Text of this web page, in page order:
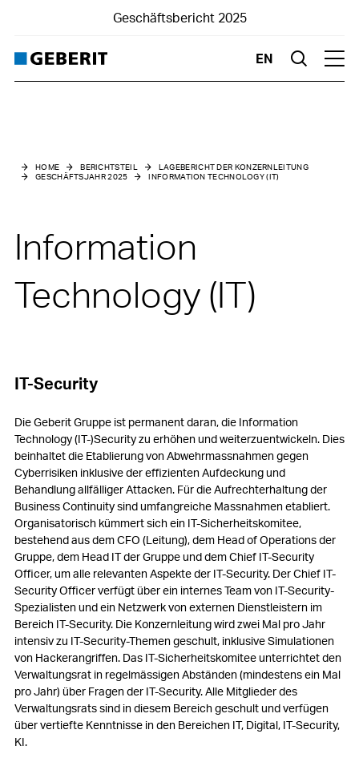
Geschäftsbericht 2025
EN Suche
Ergebnisse
Finanzstruktur
Innovation
Beschaffung
Produktion
Logistik
Umwelt
Soziale Verantwortung
Information Technology (IT)
Compliance
Veränderungen in der Konzernstruktur
HOME BERICHTSTEIL
LAGEBERICHT DER KONZERNLEITUNG
GESCHÄFTSJAHR 2025
INFORMATION TECHNOLOGY (IT)
Information
Technology (IT)
IT-Security
Die Geberit Gruppe ist permanent daran, die Information
Technology (IT-)Security zu erhöhen und weiterzuentwickeln. Dies
beinhaltet die Etablierung von Abwehrmassnahmen gegen
Cyberrisiken inklusive der effizienten Aufdeckung und
Behandlung allfälliger Attacken. Für die Aufrechterhaltung der
Business Continuity sind umfangreiche Massnahmen etabliert.
Organisatorisch kümmert sich ein IT-Sicherheitskomitee,
bestehend aus dem CFO (Leitung), dem Head of Operations der
Gruppe, dem Head IT der Gruppe und dem Chief IT-Security
Officer, um alle relevanten Aspekte der IT-Security. Der Chief IT-
Security Officer verfügt über ein internes Team von IT-Security-
Spezialisten und ein Netzwerk von externen Dienstleistern im
Bereich IT-Security. Die Konzernleitung wird zwei Mal pro Jahr
intensiv zu IT-Security-Themen geschult, inklusive Simulationen
von Hackerangriffen. Das IT-Sicherheitskomitee unterrichtet den
Verwaltungsrat in regelmässigen Abständen (mindestens ein Mal
pro Jahr) über Fragen der IT-Security. Alle Mitglieder des
Verwaltungsrats sind in diesem Bereich geschult und verfügen
über vertiefte Kenntnisse in den Bereichen IT, Digital, IT-Security,
KI.